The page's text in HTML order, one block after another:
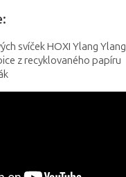
svíček HOXI Ylang Ylang
z recyklovaného papíru